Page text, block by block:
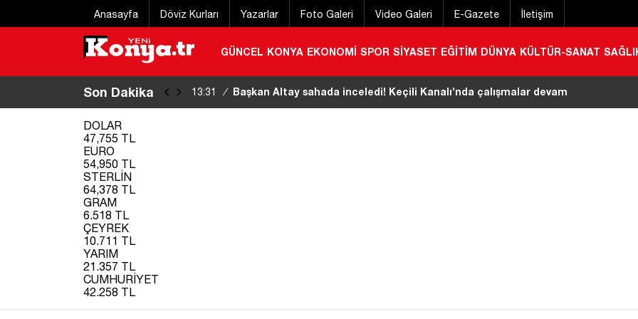
Anasayfa Döviz Kurları Yazarlar Foto Galeri Video Galeri E-Gazete İletişim
GÜNCEL KONYA EKONOMİ SPOR SİYASET EĞİTİM DÜNYA KÜLTÜR-SANAT
Son Dakika 13:35 / Konya’daki bu otel ücretsiz! Tek bir şart var |
DOLAR
47,755 TL
EURO
54,950 TL
STERLİN
64,378 TL
GRAM
6.518 TL
ÇEYREK
10.711 TL
YARIM
21.357 TL
CUMHURİYET
42.258 TL